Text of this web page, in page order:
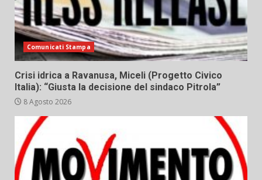
Comunicati Stampa
Crisi idrica a Ravanusa, Miceli (Progetto Civico
Italia): “Giusta la decisione del sindaco Pitrola”
8 Agosto 2026